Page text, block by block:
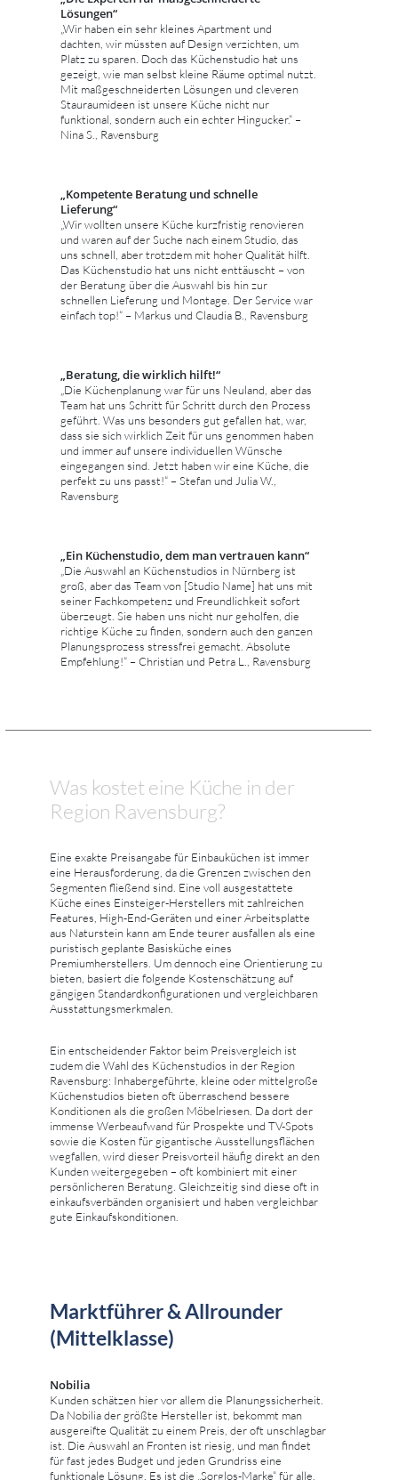
Lösungen“
„Wir haben ein sehr kleines Apartment und
dachten, wir müssten auf Design verzichten, um
Platz zu sparen. Doch das Küchenstudio hat uns
gezeigt, wie man selbst kleine Räume optimal nutzt.
Mit maßgeschneiderten Lösungen und cleveren
Stauraumideen ist unsere Küche nicht nur
funktional, sondern auch ein echter Hingucker.“ –
Nina S., Ravensburg
„Kompetente Beratung und schnelle
Lieferung“
„Wir wollten unsere Küche kurzfristig renovieren
und waren auf der Suche nach einem Studio, das
uns schnell, aber trotzdem mit hoher Qualität hilft.
Das Küchenstudio hat uns nicht enttäuscht – von
der Beratung über die Auswahl bis hin zur
schnellen Lieferung und Montage. Der Service war
einfach top!“ – Markus und Claudia B., Ravensburg
„Beratung, die wirklich hilft!“
„Die Küchenplanung war für uns Neuland, aber das
Team hat uns Schritt für Schritt durch den Prozess
geführt. Was uns besonders gut gefallen hat, war,
dass sie sich wirklich Zeit für uns genommen haben
und immer auf unsere individuellen Wünsche
eingegangen sind. Jetzt haben wir eine Küche, die
perfekt zu uns passt!“ – Stefan und Julia W.,
Ravensburg
„Ein Küchenstudio, dem man vertrauen kann“
„Die Auswahl an Küchenstudios in Nürnberg ist
groß, aber das Team von [Studio Name] hat uns mit
seiner Fachkompetenz und Freundlichkeit sofort
überzeugt. Sie haben uns nicht nur geholfen, die
richtige Küche zu finden, sondern auch den ganzen
Planungsprozess stressfrei gemacht. Absolute
Empfehlung!“ – Christian und Petra L., Ravensburg
Was kostet eine Küche in der
Region Ravensburg?
Eine exakte Preisangabe für Einbauküchen ist immer
eine Herausforderung, da die Grenzen zwischen den
Segmenten fließend sind. Eine voll ausgestattete
Küche eines Einsteiger-Herstellers mit zahlreichen
Features, High-End-Geräten und einer Arbeitsplatte
aus Naturstein kann am Ende teurer ausfallen als eine
puristisch geplante Basisküche eines
Premiumherstellers. Um dennoch eine Orientierung zu
bieten, basiert die folgende Kostenschätzung auf
gängigen Standardkonfigurationen und vergleichbaren
Ausstattungsmerkmalen.
Ein entscheidender Faktor beim Preisvergleich ist
zudem die Wahl des Küchenstudios in der Region
Ravensburg: Inhabergeführte, kleine oder mittelgroße
Küchenstudios bieten oft überraschend bessere
Konditionen als die großen Möbelriesen. Da dort der
immense Werbeaufwand für Prospekte und TV-Spots
sowie die Kosten für gigantische Ausstellungsflächen
wegfallen, wird dieser Preisvorteil häufig direkt an den
Kunden weitergegeben – oft kombiniert mit einer
persönlicheren Beratung. Gleichzeitig sind diese oft in
einkaufsverbänden organisiert und haben vergleichbar
gute Einkaufskonditionen.
Marktführer & Allrounder
(Mittelklasse)
Nobilia
Kunden schätzen hier vor allem die Planungssicherheit.
Da Nobilia der größte Hersteller ist, bekommt man
ausgereifte Qualität zu einem Preis, der oft unschlagbar
ist. Die Auswahl an Fronten ist riesig, und man findet
für fast jedes Budget und jeden Grundriss eine
funktionale Lösung. Es ist die „Sorglos-Marke“ für alle,